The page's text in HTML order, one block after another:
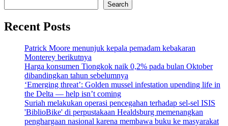
Search
Recent Posts
Patrick Moore menunjuk kepala pemadam kebakaran
Monterey berikutnya
Harga konsumen Tiongkok naik 0,2% pada bulan Oktober
dibandingkan tahun sebelumnya
‘Emerging threat’: Golden mussel infestation upending life in
the Delta — help isn’t coming
Suriah melakukan operasi pencegahan terhadap sel-sel ISIS
'BiblioBike' di perpustakaan Healdsburg memenangkan
penghargaan nasional karena membawa buku ke masyarakat